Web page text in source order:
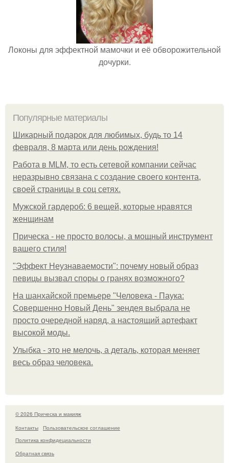
Локоны для эффектной мамочки и её обворожительной
дочурки.
Популярные материалы
Шикарный подарок для любимых, будь то 14
февраля, 8 марта или день рождения!
Работа в MLM, то есть сетевой компании сейчас
неразрывно связана с создание своего контента,
своей страницы в соц сетях.
Мужской гардероб: 6 вещей, которые нравятся
женщинам
Прическа - не просто волосы, а мощный инструмент
вашего стиля!
"Эффект Неузнаваемости": почему новый образ
певицы вызвал споры о гранях возможного?
На шанхайской премьере "Человека - Паука:
Совершенно Новый День" зендея выбрала не
просто очередной наряд, а настоящий артефакт
высокой моды.
Улыбка - это не мелочь, а деталь, которая меняет
весь образ человека.
© 2026 Прическа и макияж
Контакты
Пользовательское соглашение
Политика конфидециальности
Обратная связь